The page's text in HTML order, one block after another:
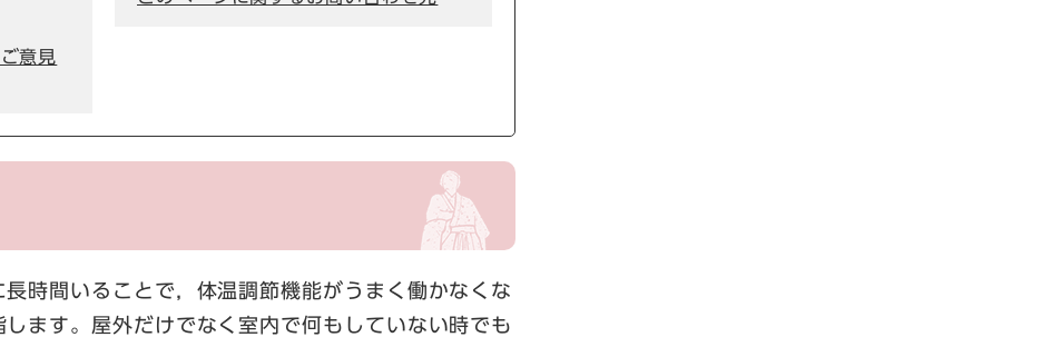
意見
時間いることで，体温調節機能がうまく働かなくな
ます。屋外だけでなく室内で何もしていない時でも